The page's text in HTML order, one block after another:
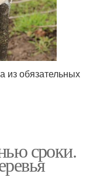
из обязательных
сроки.